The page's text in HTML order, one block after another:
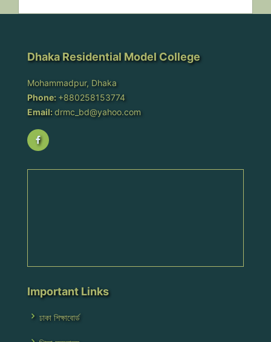
Dhaka Residential Model College
Mohammadpur, Dhaka
Phone: +880258153774
Email: drmc_bd@yahoo.com
Important Links
ঢাকা শিক্ষাবোর্ড